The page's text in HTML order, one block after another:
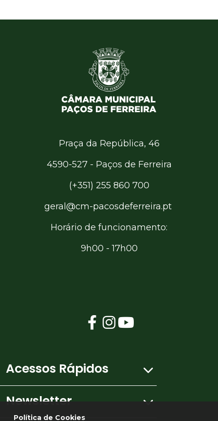
Política de Cookies
Acessos Rápidos
Newsletter
Praça da República, 46
4590-527 - Paços de Ferreira
(+351) 255 860 700
geral@cm-pacosdeferreira.pt
Horário de funcionamento:
9h00 - 17h00